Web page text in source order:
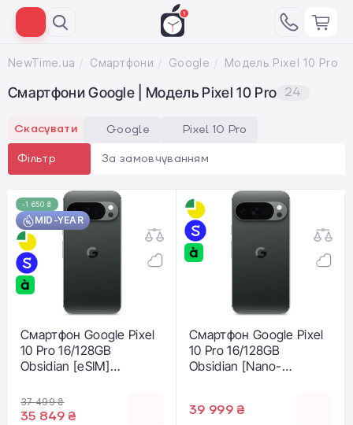
NewTime.ua Смартфони Google Модель Pixel 10 Pro
Смартфони Google | Модель Pixel 10 Pro 24
Скасувати Google Pixel 10 Pro
Фільтр За замовчуванням
-1 650 ₴
MID-YEAR
Смартфон Google Pixel
10 Pro 16/128GB
Obsidian [eSIM]
37 499 ₴
35 849 ₴
Смартфон Google Pixel
10 Pro 16/128GB
Obsidian [Nano-
39 999 ₴